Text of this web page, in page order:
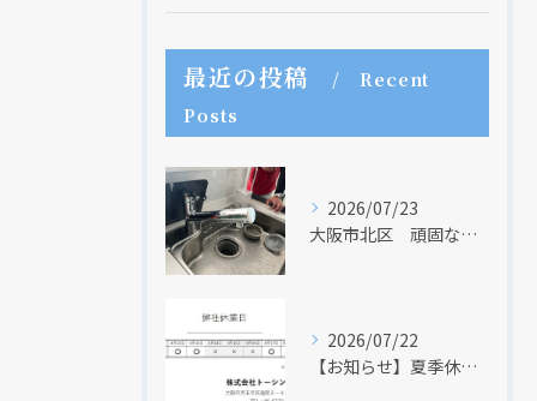
最近の投稿
Recent
Posts
2026/07/23
大阪市北区 頑固な水アカはなかなか取れない・・・
2026/07/22
【お知らせ】夏季休業日のお知らせ【２０２６年】